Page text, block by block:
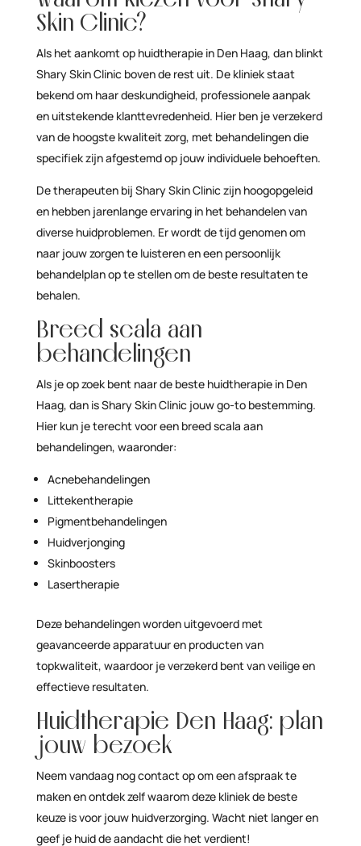
Skin Clinic?
Als het aankomt op huidtherapie in Den Haag, dan blinkt
Shary Skin Clinic boven de rest uit. De kliniek staat
bekend om haar deskundigheid, professionele aanpak
en uitstekende klanttevredenheid. Hier ben je verzekerd
van de hoogste kwaliteit zorg, met behandelingen die
specifiek zijn afgestemd op jouw individuele behoeften.
De therapeuten bij Shary Skin Clinic zijn hoogopgeleid
en hebben jarenlange ervaring in het behandelen van
diverse huidproblemen. Er wordt de tijd genomen om
naar jouw zorgen te luisteren en een persoonlijk
behandelplan op te stellen om de beste resultaten te
behalen.
Breed scala aan
behandelingen
Als je op zoek bent naar de beste huidtherapie in Den
Haag, dan is Shary Skin Clinic jouw go-to bestemming.
Hier kun je terecht voor een breed scala aan
behandelingen, waaronder:
Acnebehandelingen
Littekentherapie
Pigmentbehandelingen
Huidverjonging
Skinboosters
Lasertherapie
Deze behandelingen worden uitgevoerd met
geavanceerde apparatuur en producten van
topkwaliteit, waardoor je verzekerd bent van veilige en
effectieve resultaten.
Huidtherapie Den Haag: plan
jouw bezoek
Neem vandaag nog contact op om een afspraak te
maken en ontdek zelf waarom deze kliniek de beste
keuze is voor jouw huidverzorging. Wacht niet langer en
geef je huid de aandacht die het verdient!